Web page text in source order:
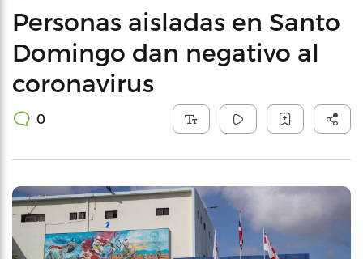
Personas aisladas en Santo
Domingo dan negativo al
coronavirus
0